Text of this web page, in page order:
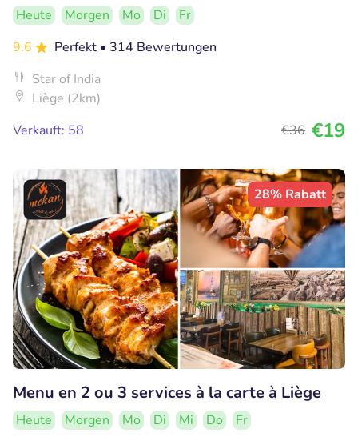
Heute Morgen Mo Di
Fr
9.6
Perfekt • 314 Bewertungen
Star of India
Liège (2km)
Verkauft: 58
€36 €19
28% Rabatt
Menu en 2 ou 3 services à la carte à Liège
Heute Morgen Mo Di Mi Do
Fr